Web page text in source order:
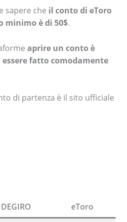
sapere che il conto di eToro
minimo è di 50$.
aprire un conto è
fatto comodamente
di partenza è il sito ufficiale
DEGIRO
eToro